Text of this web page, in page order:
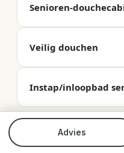
Advies
Senioren-
Veilig douchen
Instap/inloopbad
Bel direct